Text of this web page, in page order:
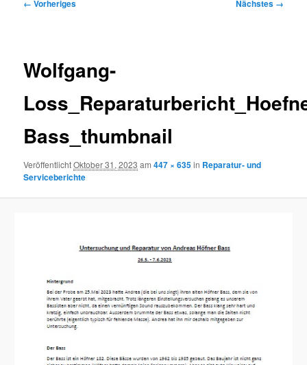
← Vorheriges Nächstes →
Wolfgang-
Bass_thumbnail
VeröffentlichtOktober 31, 2023 am447 × 635in Reparatur- und
Serviceberichte